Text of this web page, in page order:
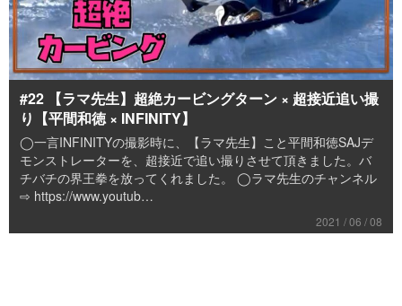
#22 【ラマ先生】超絶カービングターン × 超接近追い撮
り【平間和徳 × INFINITY】
◯一言INFINITYの撮影時に、【ラマ先生】こと平間和徳SAJデ
モンストレーターを、超接近で追い撮りさせて頂きました。バ
チバチの界王拳を放ってくれました。 ◯ラマ先生のチャンネル
⇨ https://www.youtub…
2021 / 06 / 08